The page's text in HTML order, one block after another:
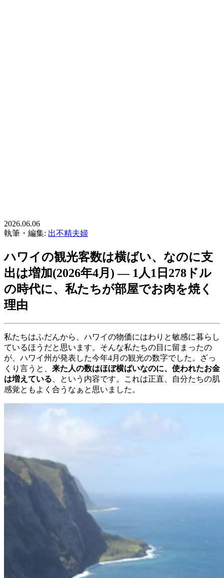
2026.06.06
執筆・編集: 出不精夫婦
ハワイの観光客数は横ばい、なのに支
出は増加(2026年4月) ― 1人1日278ドル
の時代に、私たちが部屋でお肉を焼く
理由
私たちはふだんから、ハワイの物価にはわりと敏感に暮らし
ているほうだと思います。そんな私たちの目に留まったの
が、ハワイ州が発表した今年4月の観光の数字でした。ざっ
くり言うと、 来た人の数はほぼ横ばいなのに、使われたお金
は増えている 、という内容です。これは正直、自分たちの肌
感覚ともよく合うなぁと思いました。